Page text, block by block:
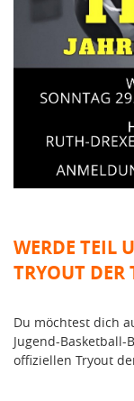
WERDE TEIL
TRYOUT
Du möchtest dich
Jugend-
offiziellen Tryout